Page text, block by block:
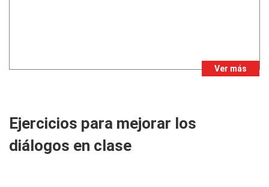
Ver más
Ejercicios para mejorar los
diálogos en clase